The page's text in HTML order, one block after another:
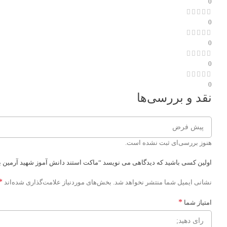
0
0
0
0
نقد و بررسی‌ها
هنوز بررسی‌ای ثبت نشده است.
اولین کسی باشید که دیدگاهی می نویسد “ماکت استند دانش آموز شهید آرمین
نشانی ایمیل شما منتشر نخواهد شد. بخش‌های موردنیاز علامت‌گذاری شده‌اند
امتیاز شما *